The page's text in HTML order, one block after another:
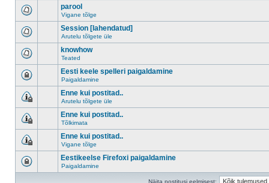
parool
Vigane tõlge
Session [lahendatud]
Arutelu tõlgete üle
knowhow
Teated
Eesti keele spelleri paigaldamine
Paigaldamine
Enne kui postitad..
Arutelu tõlgete üle
Enne kui postitad..
Tõlkimata
Enne kui postitad..
Vigane tõlge
Eestikeelse Firefoxi paigaldamine
Paigaldamine
Näita postitusi eelmisest: